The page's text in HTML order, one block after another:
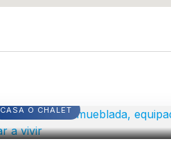
CASA O CHALET